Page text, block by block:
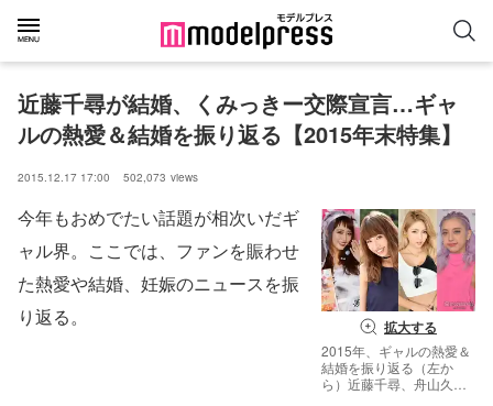
近藤千尋が結婚、くみっきー交際宣言…ギャ
ルの熱愛＆結婚を振り返る【2015年末特集】
2015.12.17 17:00 502,073 views
拡大する
2015年、ギャルの熱愛＆
結婚を振り返る（左か
ら）近藤千尋、舟山久美
今年もおめでたい話題が相次いだギ
ャル界。ここでは、ファンを賑わせ
た熱愛や結婚、妊娠のニュースを振
り返る。